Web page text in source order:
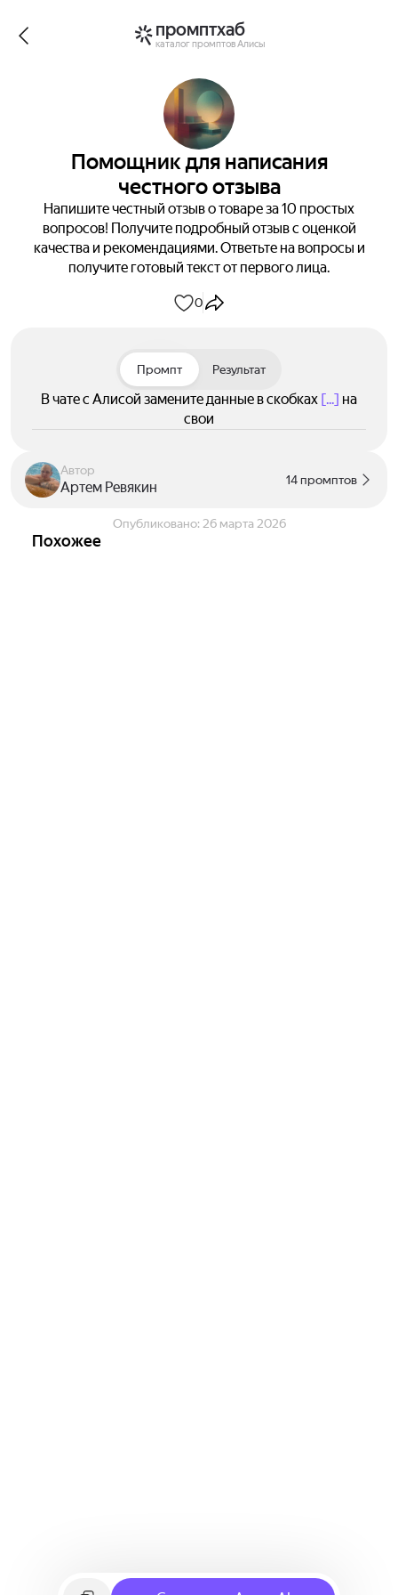
промптхаб
каталог промптов Алисы
Помощник для написания
честного отзыва
Напишите честный отзыв о товаре за 10 простых
вопросов! Получите подробный отзыв с оценкой
качества и рекомендациями. Ответьте на вопросы и
получите готовый текст от первого лица.
0
Промпт Результат
В чате с Алисой замените данные в скобках [...] на
свои
Автор
Артем Ревякин 14 промптов
Опубликовано: 26 марта 2026
Похожее